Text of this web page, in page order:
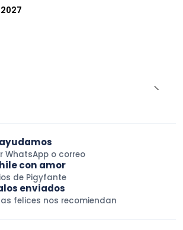
WhatsApp o correo
con amor
de Pigyfante
enviados
felices nos recomiendan